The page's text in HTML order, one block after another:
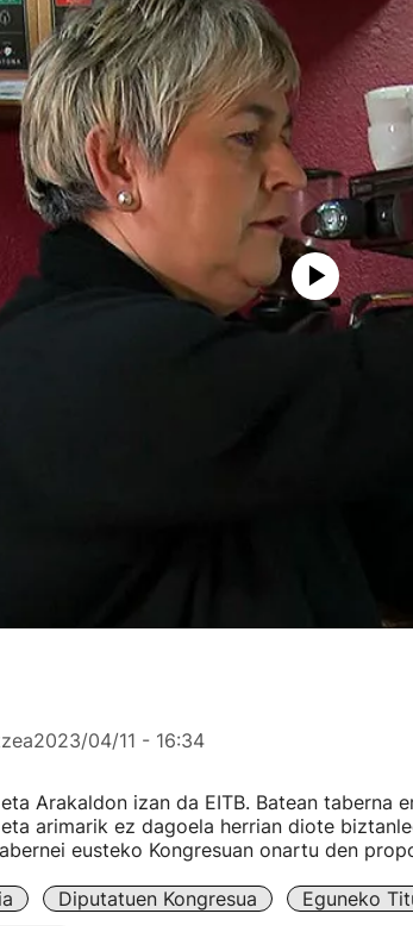
2023/04/11 - 16:34
Arakaldon izan da EITB. Batean taberna
arimarik ez dagoela herrian diote
eusteko Kongresuan onartu den
Diputatuen Kongresua Eguneko